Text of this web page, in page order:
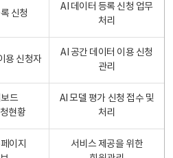
신청
AI 데이터 등록 신청 업무
처리
용 신청자
AI 공간 데이터 이용 신청
관리
드
현황
AI 모델 평가 신청 접수 및
처리
이지
서비스 제공을 위한